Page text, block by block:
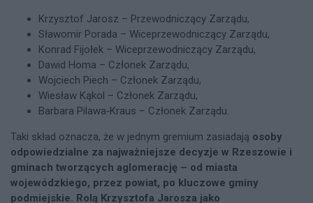
Krzysztof Jarosz – Przewodniczący Zarządu,
Sławomir Porada – Wiceprzewodniczący Zarządu,
Konrad Fijołek – Wiceprzewodniczący Zarządu,
Dawid Homa – Członek Zarządu,
Wojciech Piech – Członek Zarządu,
Wiesław Kąkol – Członek Zarządu,
Barbara Pilawa‑Kraus – Członek Zarządu.
Taki skład oznacza, że w jednym gremium zasiadają osoby
odpowiedzialne za najważniejsze decyzje w Rzeszowie i
gminach tworzących aglomerację – od miasta
wojewódzkiego, przez powiat, po kluczowe gminy
podmiejskie. Rolą Krzysztofa Jarosza jako